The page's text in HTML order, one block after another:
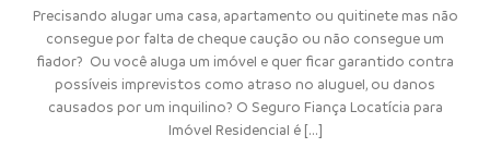
Precisando alugar uma casa, apartamento ou quitinete mas não
consegue por falta de cheque caução ou não consegue um
fiador? Ou você aluga um imóvel e quer ficar garantido contra
possíveis imprevistos como atraso no aluguel, ou danos
causados por um inquilino? O Seguro Fiança Locatícia para
Imóvel Residencial é [...]